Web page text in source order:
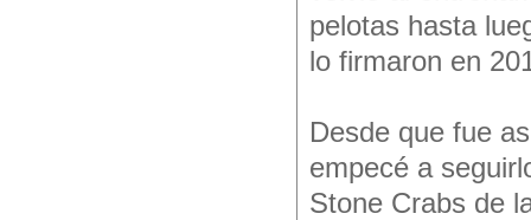
pelotas hasta
lo firmaron en
Desde que fue
empecé a
Stone Crabs de